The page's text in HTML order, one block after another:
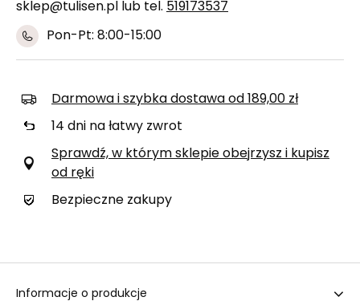
sklep@tulisen.pl lub tel. 519173537
Pon-Pt: 8:00-15:00
Darmowa i szybka dostawa od 189,00 zł
14 dni na łatwy zwrot
Sprawdź, w którym sklepie obejrzysz i kupisz
od ręki
Bezpieczne zakupy
Informacje o produkcje